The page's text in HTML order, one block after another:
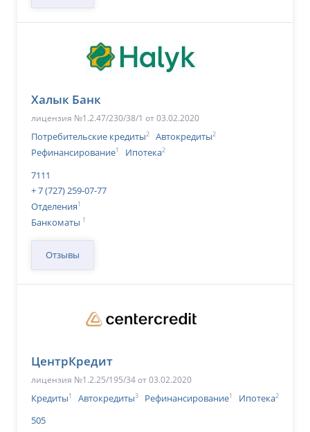
Халык Банк
лицензия №1.2.47/230/38/1 от 03.02.2020
Потребительские кредиты2 Автокредиты2
Рефинансирование1 Ипотека2
7111
+ 7 (727) 259-07-77
Отделения1
Банкоматы 1
Отзывы
ЦентрКредит
лицензия №1.2.25/195/34 от 03.02.2020
Кредиты1 Автокредиты3 Рефинансирование1 Ипотека2
505